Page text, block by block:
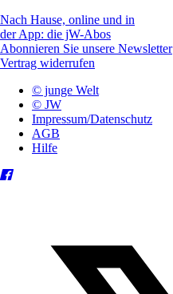
Nach Hause, online und in
der App: die jW-Abos
Abonnieren Sie unsere Newsletter
Vertrag widerrufen
© junge Welt
© JW
Impressum/Datenschutz
AGB
Hilfe